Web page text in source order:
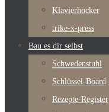
Klavierhocker
trike-x-press
Bau es dir selbst
Schwedenstuhl
Schlüssel-Board
Rezepte-Register